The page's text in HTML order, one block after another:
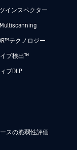
インスペクター
テクノロジー
プ検出™
ブDLP
スの脆弱性評価